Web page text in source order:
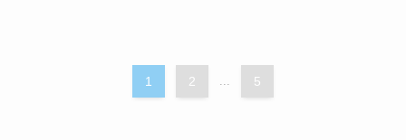
1 2 ... 5